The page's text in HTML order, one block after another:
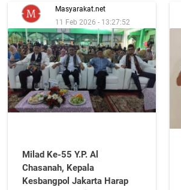
Masyarakat.net
11 Feb 2026 - 13:27:52
Milad Ke-55 Y.P. Al
Chasanah, Kepala
Kesbangpol Jakarta Harap